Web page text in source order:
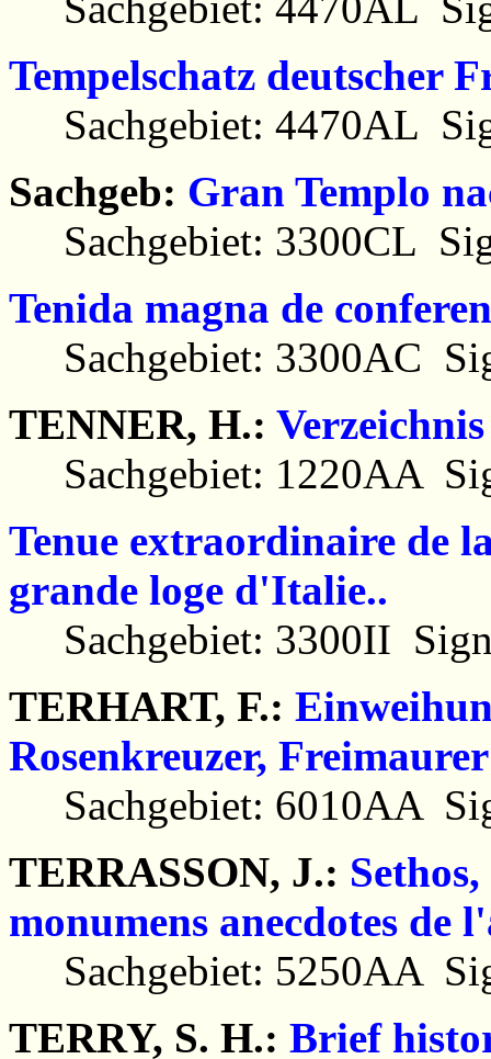
Tempelschatz deutscher
Sachgebiet: 4470AL
Sachgeb: Gran Templo
Sachgebiet: 3300CL
Tenida magna de
Sachgebiet: 3300AC
TENNER, H.:
Sachgebiet: 1220AA
Tenue extraordinaire de
grande loge d'Italie..
Sachgebiet: 3300II
TERHART, F.:
Rosenkreuzer,
Sachgebiet: 6010AA
TERRASSON, J.:
monumens anecdotes de
Sachgebiet: 5250AA
TERRY, S. H.: Brief